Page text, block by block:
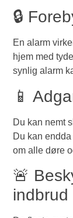
🔒
En alarm
hjem med
synlig alarm
📱
Du kan nemt
Du kan
om alle døre
🚨
indbrud